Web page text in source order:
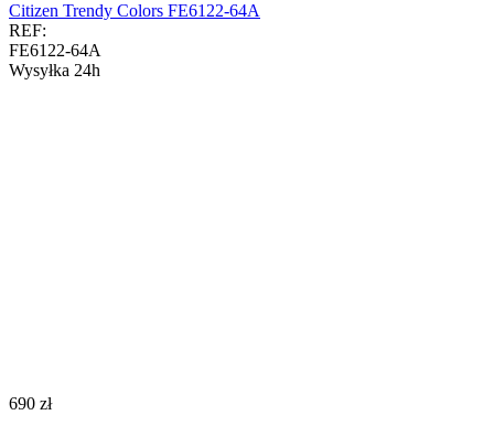
Citizen Trendy Colors FE6122-64A
REF:
FE6122-64A
Wysyłka 24h
‍690‍ zł